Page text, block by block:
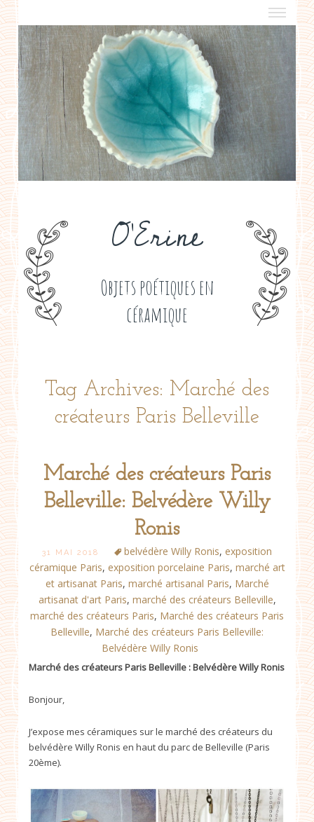
O'Erine
Objets poétiques en
céramique
a propos
boutiques de créateurs
contact
politique de confidentialité
Tag Archives: Marché des
créateurs Paris Belleville
Marché des créateurs Paris
Belleville: Belvédère Willy
Ronis
31 MAI 2018 belvédère Willy Ronis, exposition
céramique Paris, exposition porcelaine Paris, marché art
et artisanat Paris, marché artisanal Paris, Marché
artisanat d'art Paris, marché des créateurs Belleville,
marché des créateurs Paris, Marché des créateurs Paris
Belleville, Marché des créateurs Paris Belleville:
Belvédère Willy Ronis
Marché des créateurs Paris Belleville : Belvédère Willy Ronis
Bonjour,
J’expose mes céramiques sur le marché des créateurs du
belvédère Willy Ronis en haut du parc de Belleville (Paris
20ème).